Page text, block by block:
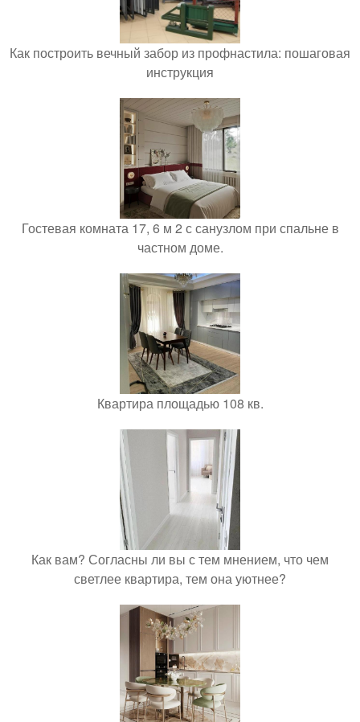
Как построить вечный забор из профнастила: пошаговая
инструкция
Гостевая комната 17, 6 м 2 с санузлом при спальне в
частном доме.
Квартира площадью 108 кв.
Как вам? Согласны ли вы с тем мнением, что чем
светлее квартира, тем она уютнее?